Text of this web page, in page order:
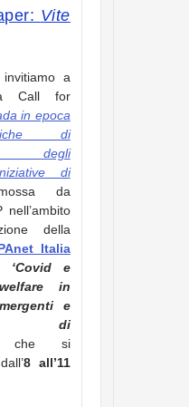
Vite
a
Call for
in epoca
di
degli
di
da
nell’ambito
della
Italia
‘Covid e
in
e
di
che si
8 all’11